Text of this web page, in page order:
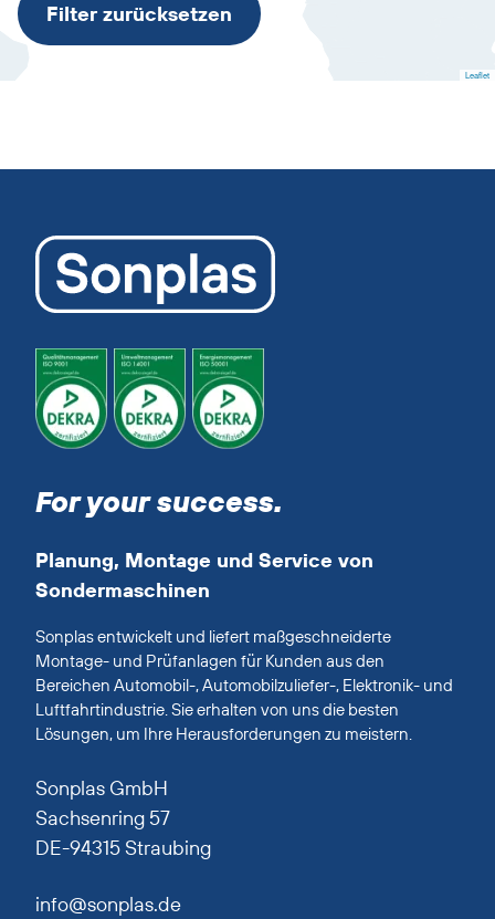
Filter zurücksetzen
Leaflet
For your success.
Planung, Montage und Service von
Sondermaschinen
Sonplas entwickelt und liefert maßgeschneiderte
Montage- und Prüfanlagen für Kunden aus den
Bereichen Automobil-, Automobilzuliefer-, Elektronik- und
Luftfahrtindustrie. Sie erhalten von uns die besten
Lösungen, um Ihre Herausforderungen zu meistern.
Sonplas GmbH
Sachsenring 57
DE-94315 Straubing
info@sonplas.de